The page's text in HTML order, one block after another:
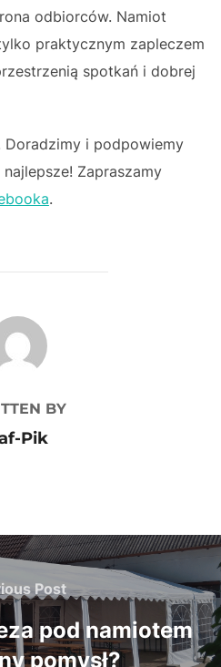
odbiorców. Namiot
praktycznym zapleczem
spotkań i dobrej
Doradzimy i podpowiemy
Zapraszamy
.
AUTHOR
BY
Pik
Previous
Post
Post
pod namiotem
pomysł?